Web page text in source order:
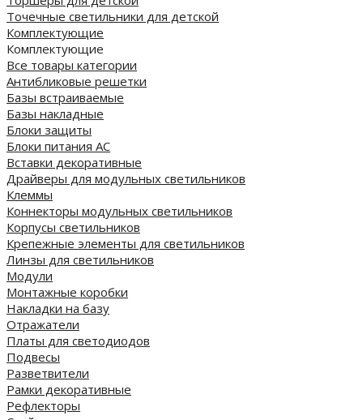
Точечные светильники для детской
Комплектующие
Комплектующие
Все товары категории
Антибликовые решетки
Базы встраиваемые
Базы накладные
Блоки защиты
Блоки питания AC
Вставки декоративные
Драйверы для модульных светильников
Клеммы
Коннекторы модульных светильников
Корпусы светильников
Крепежные элементы для светильников
Линзы для светильников
Модули
Монтажные коробки
Накладки на базу
Отражатели
Платы для светодиодов
Подвесы
Разветвители
Рамки декоративные
Рефлекторы